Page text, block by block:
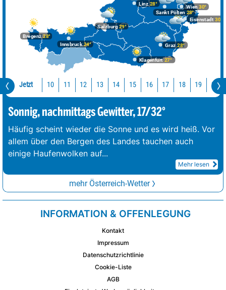
Bregenz28°
Graz28°
Innsbruck24°
Klagenfurt 27°
Linz28°
Salzburg29°
Wien 30°
Eisenstadt 30°
Sankt Pölten 28°
Jetzt 10 11 12 13 14 15 16 17 18 19 20
Sonnig, nachmittags Gewitter, 17/32°
Häufig scheint wieder die Sonne und es wird heiß. Vor
allem über den Bergen des Landes tauchen auch
einige Haufenwolken auf...
Mehr lesen
mehr Österreich-Wetter
INFORMATION & OFFENLEGUNG
Kontakt
Impressum
Datenschutzrichtlinie
Cookie-Liste
AGB